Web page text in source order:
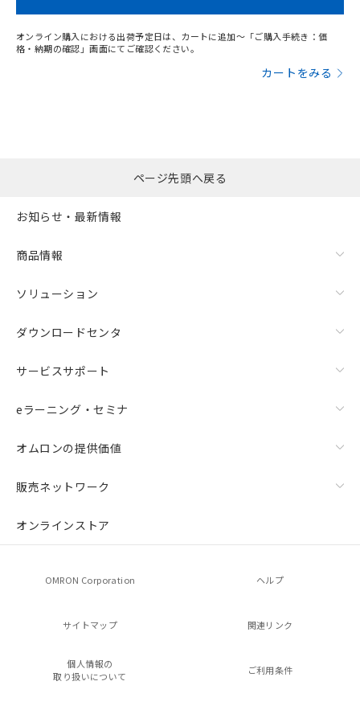
オンライン購入における出荷予定日は、カートに追加～「ご購入手続き：価
格・納期の確認」画面にてご確認ください。
カートをみる
ページ先頭へ戻る
お知らせ・最新情報
商品情報
ソリューション
ダウンロードセンタ
サービスサポート
eラーニング・セミナ
オムロンの提供価値
販売ネットワーク
オンラインストア
OMRON Corporation ヘルプ
サイトマップ 関連リンク
個人情報の
取り扱いについて
ご利用条件